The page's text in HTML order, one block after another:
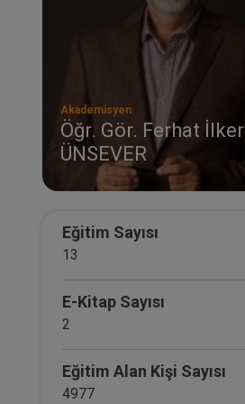
Akademisyen
Öğr. Gör. Ferhat İlker
ÜNSEVER
Eğitim Sayısı
13
E-Kitap Sayısı
2
Eğitim Alan Kişi Sayısı
4977